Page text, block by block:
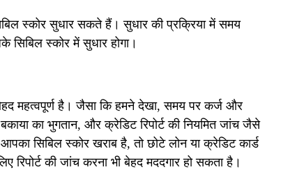
स्कोर सुधार सकते हैं। सुधार की प्रक्रिया में समय
स्कोर में सुधार होगा।
महत्वपूर्ण है। जैसा कि हमने देखा, समय पर कर्ज और
का भुगतान, और क्रेडिट रिपोर्ट की नियमित जांच जैसे
सिबिल स्कोर खराब है, तो छोटे लोन या क्रेडिट कार्ड
की जांच करना भी बेहद मददगार हो सकता है।